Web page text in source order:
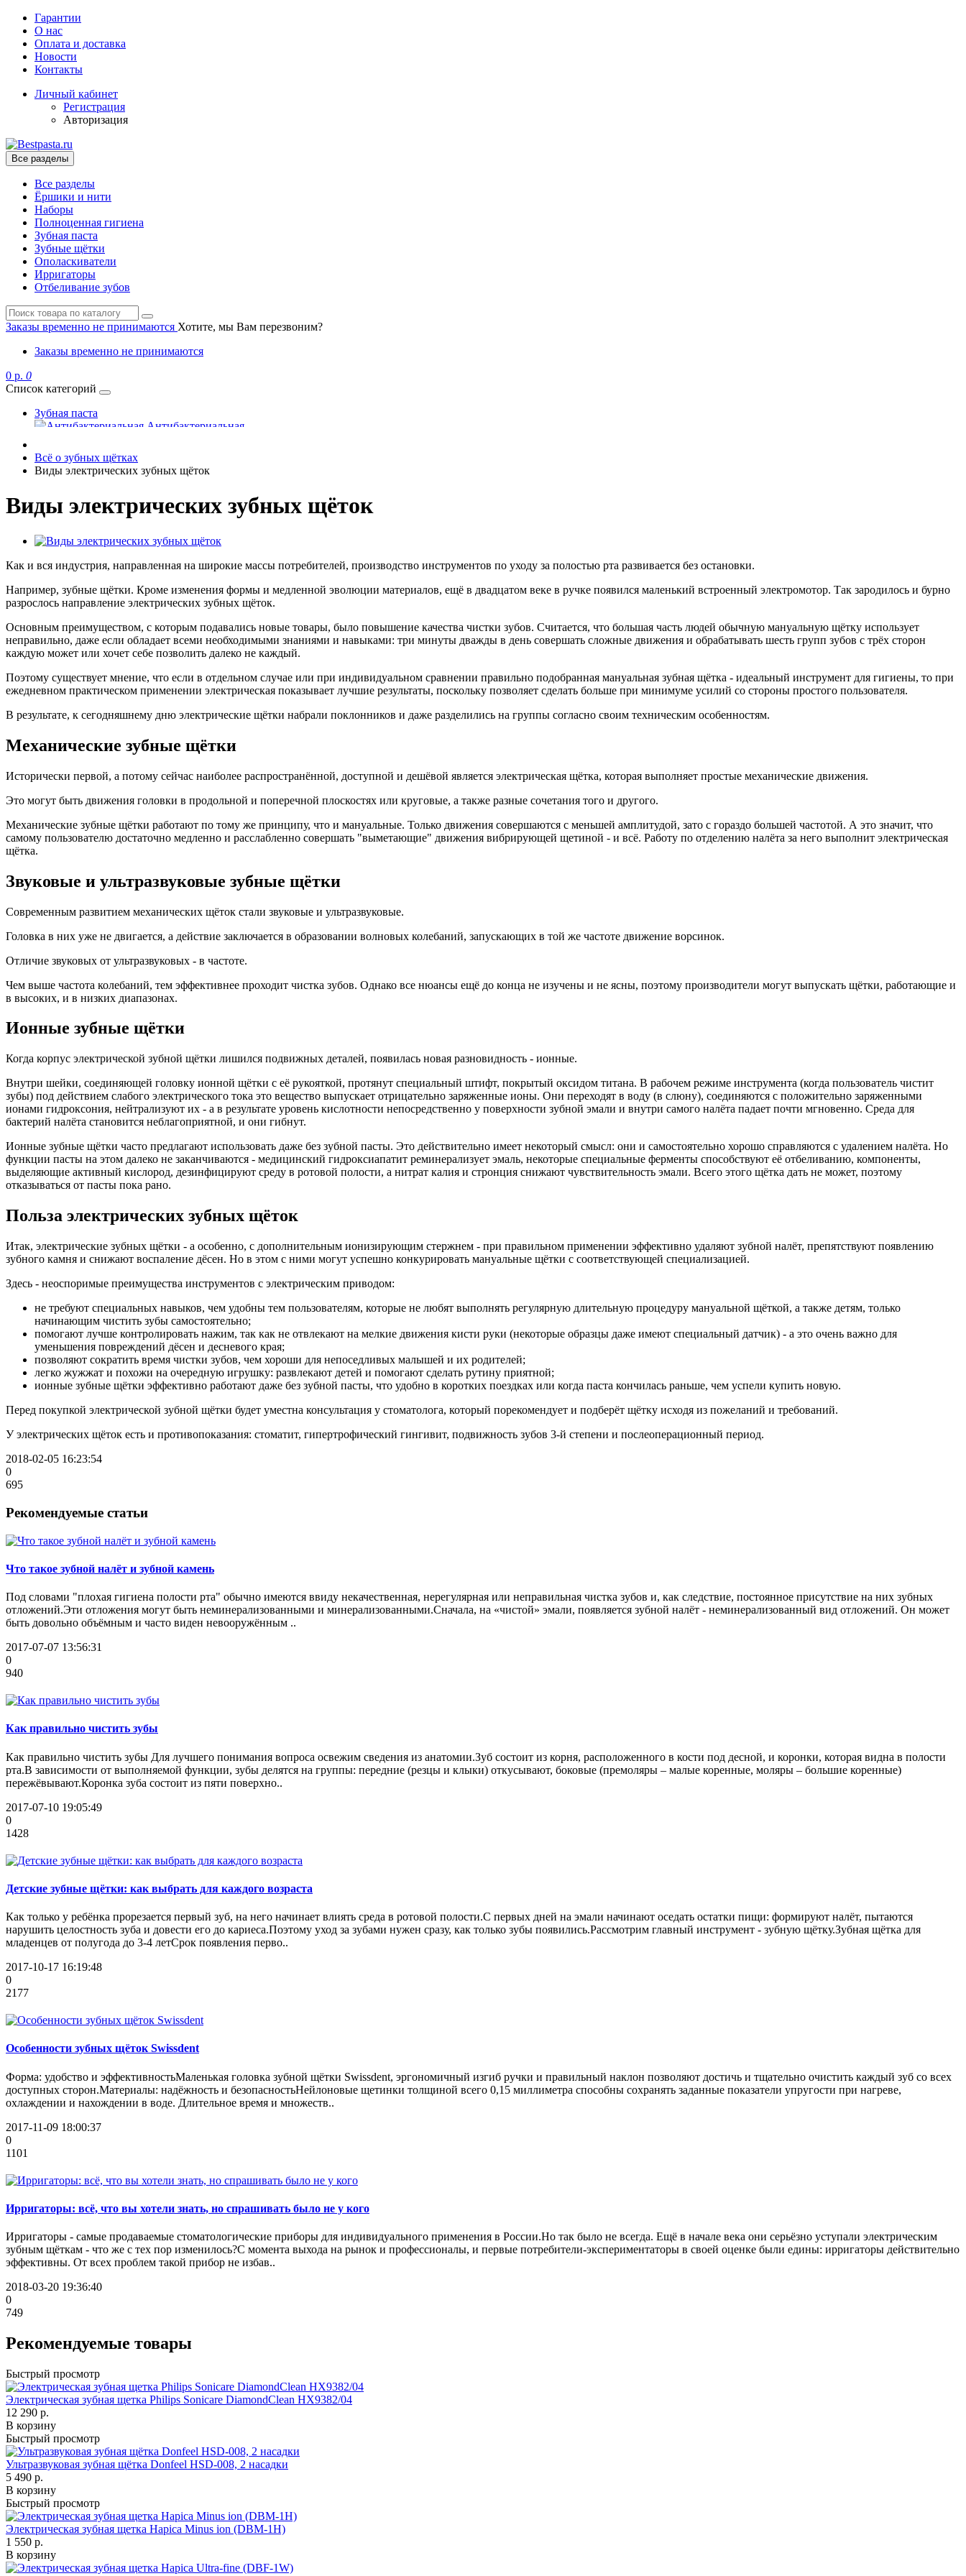
Гарантии
О нас
Оплата и доставка
Новости
Контакты
Личный кабинет
Регистрация
Авторизация
Все разделы
Все разделы
Ёршики и нити
Наборы
Полноценная гигиена
Зубная паста
Зубные щётки
Ополаскиватели
Ирригаторы
Отбеливание зубов
Заказы временно не принимаются Хотите, мы Вам перезвоним?
Заказы временно не принимаются
0 р. 0
Список категорий
Зубная паста
Антибактериальная
Для дёсен
Для имплантов
Для чувствительных зубов
Органическая
Тайская
Укрепление эмали
Насадки и бальзамы
Портативные
Зубные щетки
Для брекетов
Для протезов
Для ухода после операций
Дорожные
Ежедневный уход
Ионные
Насадки
Обычные
Аксессуары
Нити и флоссы
Антисептические
Комплексные
Отбеливающие
Реминерализующие
Полноценная гигиена
Товары для брекетов
Товары для протезов
Наборы
Набор щёток
Щётка и паста
Бренды
Apagard
Aquapick
Biorepair
BlueM
Dentaid
Donfeel
Marvis
Montcarotte
PresiDENT
Swissdent
TePe
Twin Lotus Co
Waterpik
Weleda
Рокимед
Всё о зубных щётках
Виды электрических зубных щёток
Виды электрических зубных щёток
Как и вся индустрия, направленная на широкие массы потребителей, производство инструментов по уходу за полостью рта развивается без остановки.
Например, зубные щётки. Кроме изменения формы и медленной эволюции материалов, ещё в двадцатом веке в ручке появился маленький встроенный электромотор. Так зародилось и бурно
разрослось направление электрических зубных щёток.
Основным преимуществом, с которым подавались новые товары, было повышение качества чистки зубов. Считается, что большая часть людей обычную мануальную щётку использует
неправильно, даже если обладает всеми необходимыми знаниями и навыками: три минуты дважды в день совершать сложные движения и обрабатывать шесть групп зубов с трёх сторон
каждую может или хочет себе позволить далеко не каждый.
Поэтому существует мнение, что если в отдельном случае или при индивидуальном сравнении правильно подобранная мануальная зубная щётка - идеальный инструмент для гигиены, то при
ежедневном практическом применении электрическая показывает лучшие результаты, поскольку позволяет сделать больше при минимуме усилий со стороны простого пользователя.
В результате, к сегодняшнему дню электрические щётки набрали поклонников и даже разделились на группы согласно своим техническим особенностям.
Механические зубные щётки
Исторически первой, а потому сейчас наиболее распространённой, доступной и дешёвой является электрическая щётка, которая выполняет простые механические движения.
Это могут быть движения головки в продольной и поперечной плоскостях или круговые, а также разные сочетания того и другого.
Механические зубные щётки работают по тому же принципу, что и мануальные. Только движения совершаются с меньшей амплитудой, зато с гораздо большей частотой. А это значит, что
самому пользователю достаточно медленно и расслабленно совершать "выметающие" движения вибрирующей щетиной - и всё. Работу по отделению налёта за него выполнит электрическая
щётка.
Звуковые и ультразвуковые зубные щётки
Современным развитием механических щёток стали звуковые и ультразвуковые.
Головка в них уже не двигается, а действие заключается в образовании волновых колебаний, запускающих в той же частоте движение ворсинок.
Отличие звуковых от ультразвуковых - в частоте.
Чем выше частота колебаний, тем эффективнее проходит чистка зубов. Однако все нюансы ещё до конца не изучены и не ясны, поэтому производители могут выпускать щётки, работающие и
в высоких, и в низких диапазонах.
Ионные зубные щётки
Когда корпус электрической зубной щётки лишился подвижных деталей, появилась новая разновидность - ионные.
Внутри шейки, соединяющей головку ионной щётки с её рукояткой, протянут специальный штифт, покрытый оксидом титана. В рабочем режиме инструмента (когда пользователь чистит
зубы) под действием слабого электрического тока это вещество выпускает отрицательно заряженные ионы. Они переходят в воду (в слюну), соединяются с положительно заряженными
ионами гидроксония, нейтрализуют их - а в результате уровень кислотности непосредственно у поверхности зубной эмали и внутри самого налёта падает почти мгновенно. Среда для
бактерий налёта становится неблагоприятной, и они гибнут.
Ионные зубные щётки часто предлагают использовать даже без зубной пасты. Это действительно имеет некоторый смысл: они и самостоятельно хорошо справляются с удалением налёта. Но
функции пасты на этом далеко не заканчиваются - медицинский гидроксиапатит реминерализует эмаль, некоторые специальные ферменты способствуют её отбеливанию, компоненты,
выделяющие активный кислород, дезинфицируют среду в ротовой полости, а нитрат калия и стронция снижают чувствительность эмали. Всего этого щётка дать не может, поэтому
отказываться от пасты пока рано.
Польза электрических зубных щёток
Итак, электрические зубных щётки - а особенно, с дополнительным ионизирующим стержнем - при правильном применении эффективно удаляют зубной налёт, препятствуют появлению
зубного камня и снижают воспаление дёсен. Но в этом с ними могут успешно конкурировать мануальные щётки с соответствующей специализацией.
Здесь - неоспоримые преимущества инструментов с электрическим приводом:
не требуют специальных навыков, чем удобны тем пользователям, которые не любят выполнять регулярную длительную процедуру мануальной щёткой, а также детям, только
начинающим чистить зубы самостоятельно;
помогают лучше контролировать нажим, так как не отвлекают на мелкие движения кисти руки (некоторые образцы даже имеют специальный датчик) - а это очень важно для
уменьшения повреждений дёсен и десневого края;
позволяют сократить время чистки зубов, чем хороши для непоседливых малышей и их родителей;
легко жужжат и похожи на очередную игрушку: развлекают детей и помогают сделать рутину приятной;
ионные зубные щётки эффективно работают даже без зубной пасты, что удобно в коротких поездках или когда паста кончилась раньше, чем успели купить новую.
Перед покупкой электрической зубной щётки будет уместна консультация у стоматолога, который порекомендует и подберёт щётку исходя из пожеланий и требований.
У электрических щёток есть и противопоказания: стоматит, гипертрофический гингивит, подвижность зубов 3-й степени и послеоперационный период.
2018-02-05 16:23:54
0
695
Рекомендуемые статьи
Что такое зубной налёт и зубной камень
Под словами "плохая гигиена полости рта" обычно имеются ввиду некачественная, нерегулярная или неправильная чистка зубов и, как следствие, постоянное присутствие на них зубных
отложений.Эти отложения могут быть неминерализованными и минерализованными.Сначала, на «чистой» эмали, появляется зубной налёт - неминерализованный вид отложений. Он может
быть довольно объёмным и часто виден невооружённым ..
2017-07-07 13:56:31
0
940
Как правильно чистить зубы
Как правильно чистить зубы Для лучшего понимания вопроса освежим сведения из анатомии.Зуб состоит из корня, расположенного в кости под десной, и коронки, которая видна в полости
рта.В зависимости от выполняемой функции, зубы делятся на группы: передние (резцы и клыки) откусывают, боковые (премоляры – малые коренные, моляры – большие коренные)
пережёвывают.Коронка зуба состоит из пяти поверхно..
2017-07-10 19:05:49
0
1428
Детские зубные щётки: как выбрать для каждого возраста
Как только у ребёнка прорезается первый зуб, на него начинает влиять среда в ротовой полости.С первых дней на эмали начинают оседать остатки пищи: формируют налёт, пытаются
нарушить целостность зуба и довести его до кариеса.Поэтому уход за зубами нужен сразу, как только зубы появились.Рассмотрим главный инструмент - зубную щётку.Зубная щётка для
младенцев от полугода до 3-4 летСрок появления перво..
2017-10-17 16:19:48
0
2177
Особенности зубных щёток Swissdent
Форма: удобство и эффективностьМаленькая головка зубной щётки Swissdent, эргономичный изгиб ручки и правильный наклон позволяют достичь и тщательно очистить каждый зуб со всех
доступных сторон.Материалы: надёжность и безопасностьНейлоновые щетинки толщиной всего 0,15 миллиметра способны сохранять заданные показатели упругости при нагреве,
охлаждении и нахождении в воде. Длительное время и множеств..
2017-11-09 18:00:37
0
1101
Ирригаторы: всё, что вы хотели знать, но спрашивать было не у кого
Ирригаторы - самые продаваемые стоматологические приборы для индивидуального применения в России.Но так было не всегда. Ещё в начале века они серьёзно уступали электрическим
зубным щёткам - что же с тех пор изменилось?С момента выхода на рынок и профессионалы, и первые потребители-экспериментаторы в своей оценке были едины: ирригаторы действительно
эффективны. От всех проблем такой прибор не избав..
2018-03-20 19:36:40
0
749
Рекомендуемые товары
Быстрый просмотр
Электрическая зубная щетка Philips Sonicare DiamondClean HX9382/04
12 290 р.
В корзину
Быстрый просмотр
Ультразвуковая зубная щётка Donfeel HSD-008, 2 насадки
5 490 р.
В корзину
Быстрый просмотр
Электрическая зубная щетка Hapica Minus ion (DBM-1H)
1 550 р.
В корзину